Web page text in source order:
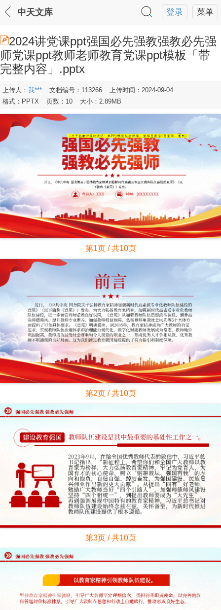
菜单
登录
中天文库
2024讲党课ppt强国必先强教强教必先强
师党课ppt教师老师教育党课ppt模板「带
完整内容」.pptx
上传人： 我*** 文档编号：113266
上传时间：2024-09-04
格式：PPTX
页数：10 大小：2.89MB
第1页 / 共10页
第2页 / 共10页
第3页 / 共10页